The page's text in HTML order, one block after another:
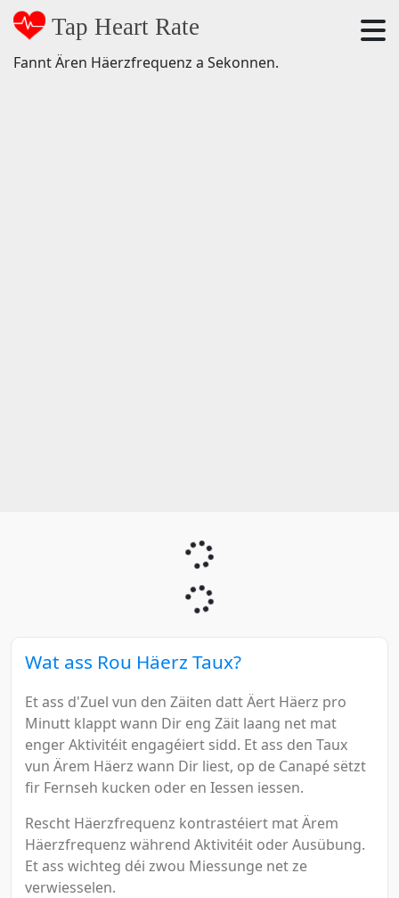
Tap Heart Rate
Fannt Ären Häerzfrequenz a Sekonnen.
Wat ass Rou Häerz Taux?
Et ass d'Zuel vun den Zäiten datt Äert Häerz pro
Minutt klappt wann Dir eng Zäit laang net mat
enger Aktivitéit engagéiert sidd. Et ass den Taux
vun Ärem Häerz wann Dir liest, op de Canapé sëtzt
fir Fernseh kucken oder en Iessen iessen.
Rescht Häerzfrequenz kontrastéiert mat Ärem
Häerzfrequenz während Aktivitéit oder Ausübung.
Et ass wichteg déi zwou Miessunge net ze
verwiesselen.